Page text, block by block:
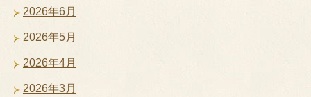
2026年6月
2026年5月
2026年4月
2026年3月